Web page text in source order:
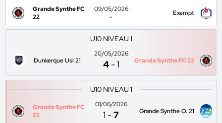
Grande Synthe FC
22
09/05/2026
-
Exempt
U10 NIVEAU 1
Dunkerque Usl 21
20/05/2026
4 -1 Grande Synthe FC 22
U10 NIVEAU 1
Grande Synthe FC
22
01/06/2026
1 -7 Grande Synthe O. 21